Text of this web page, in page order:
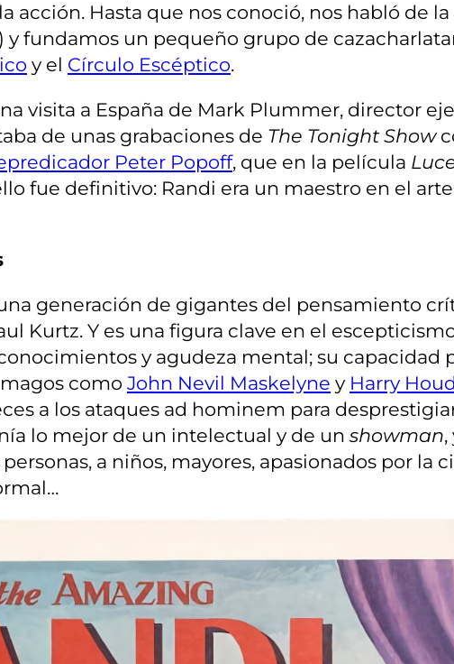
acción. Hasta que nos conoció, nos habló de
y fundamos un pequeño grupo de
y el Círculo Escéptico.
visita a España de Mark Plummer, director
de unas grabaciones de The Tonight Show
Peter Popoff, que en la película
fue definitivo: Randi era un maestro en el
generación de gigantes del pensamiento
Kurtz. Y es una figura clave en el
y agudeza mental; su capacidad
como John Nevil Maskelyne y Harry
a los ataques ad hominem para
lo mejor de un intelectual y de un showman
a niños, mayores, apasionados por la